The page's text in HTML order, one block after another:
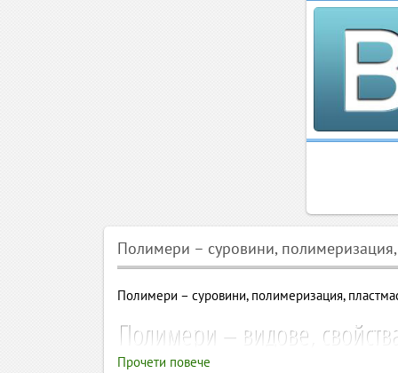
Полимери – суровини,
Полимери – суровини, полимеризация,
Полимери – видове,
индустриални приложения
Прочети повече